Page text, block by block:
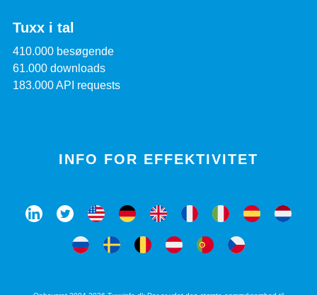
Tuxx i tal
410.000 besøgende
61.000 downloads
183.000 API requests
INFO FOR EFFEKTIVITET